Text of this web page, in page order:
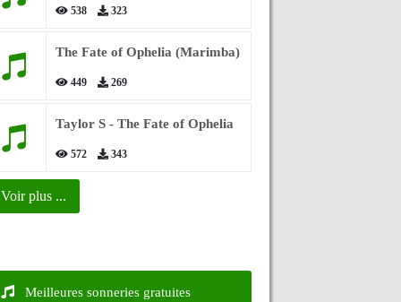
538 323
The Fate of Ophelia (Marimba)
449 269
Taylor S - The Fate of Ophelia
572 343
Voir plus ...
Meilleures sonneries gratuites